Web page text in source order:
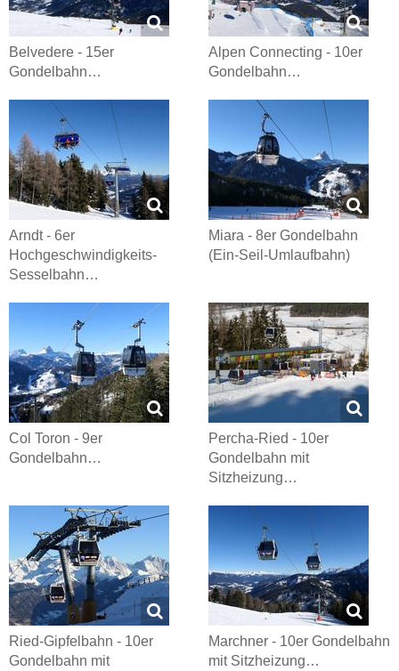
Belvedere - 15er
Gondelbahn…
Alpen Connecting - 10er
Gondelbahn…
Arndt - 6er
Hochgeschwindigkeits-
Sesselbahn…
Miara - 8er Gondelbahn
(Ein-Seil-Umlaufbahn)
Col Toron - 9er
Gondelbahn…
Percha-Ried - 10er
Gondelbahn mit
Sitzheizung…
Ried-Gipfelbahn - 10er
Gondelbahn mit
Marchner - 10er Gondelbahn
mit Sitzheizung…